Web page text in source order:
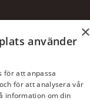
0
×
använder
för att anpassa
för att analysera vår
information om din